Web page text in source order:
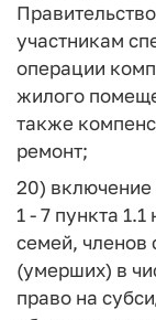
участникам
операции
жилого
также
ремонт;
20) включение
1 - 7 пункта
семей, членов
(умерших) в
право на